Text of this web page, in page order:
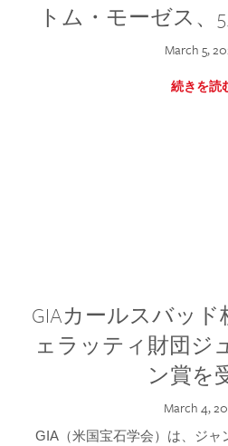
トム・モーゼス、
March 5,
続きを読
GIAカールスバッ
ェラッティ財団ジ
ン賞を
March 4,
GIA（米国宝石学会）は、ジャ